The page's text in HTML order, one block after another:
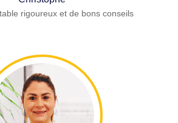
rigoureux et de bons conseils